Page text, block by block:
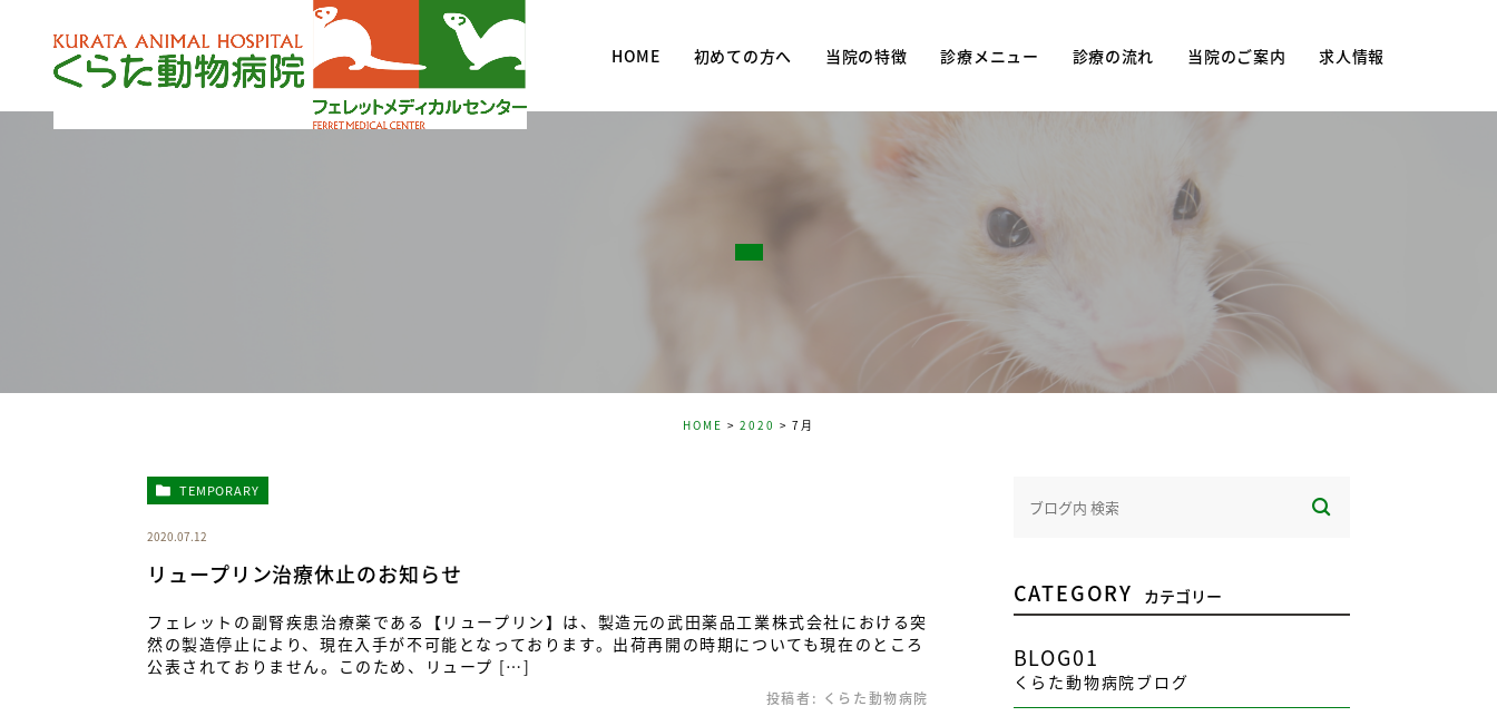
HOME 初めての方へ 当院の特徴
診療メニュー
予防・予防接種
診療の流れ
当院のご案内
院長紹介
院内紹介
求人情報
HOME 2020 7月
TEMPORARY
2020.07.12
リュープリン治療休止のお知らせ
フェレットの副腎疾患治療薬である【リュープリン】は、製造元の武田薬品工業株式会社における突
然の製造停止により、現在入手が不可能となっております。出荷再開の時期についても現在のところ
公表されておりません。このため、リュープ […]
投稿者: くらた動物病院
CATEGORY カテゴリー
BLOG01
くらた動物病院ブログ